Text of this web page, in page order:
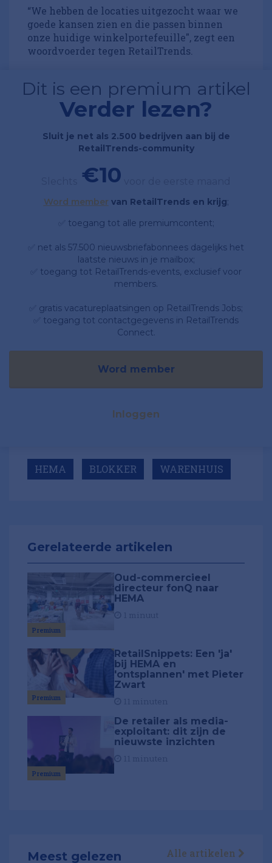
“We hebben de locaties uitgezocht waar we
goede kansen zien en die passen binnen
onze huidige winkelportefeuille", zegt een
woordvoerder tegen RetailTrends.
Dit is een premium artikel
Verder lezen?
Sluit je net als 2.500 bedrijven aan bij de
RetailTrends-community
€10
Word member van RetailTrends en krijg;
✅ toegang tot alle premiumcontent;
✅ net als 57.500 nieuwsbriefabonnees dagelijks het
laatste nieuws in je mailbox;
✅ toegang tot RetailTrends-events, exclusief voor
members.
✅ gratis vacatureplaatsingen op RetailTrends Jobs;
✅ toegang tot contactgegevens in RetailTrends
Connect.
Word member
Inloggen
HEMA BLOKKER WARENHUIS
Gerelateerde artikelen
Premium
Oud-commercieel
directeur fonQ naar
HEMA
Premium
RetailSnippets: Een 'ja'
bij HEMA en
'ontsplannen' met Pieter
Zwart
Premium
De retailer als media-
exploitant: dit zijn de
nieuwste inzichten
Meest gelezen Alle artikelen